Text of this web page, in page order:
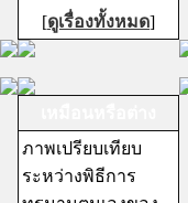
[ดูเรื่องทั้งหมด]
ภาพเปรียบเทียบ
ระหว่างพิธีการ